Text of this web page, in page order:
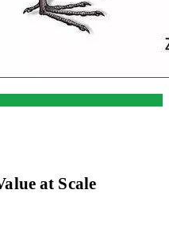
at Scale